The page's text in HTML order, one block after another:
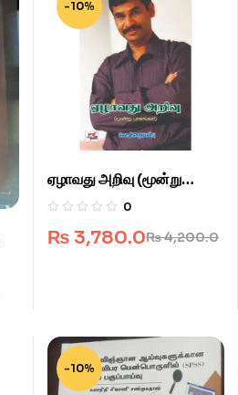
-10%
ஏழாவது அறிவு (மூன்று
பாகங்கள்)
0
₨4,200.0
₨ 3,780.0
-10%